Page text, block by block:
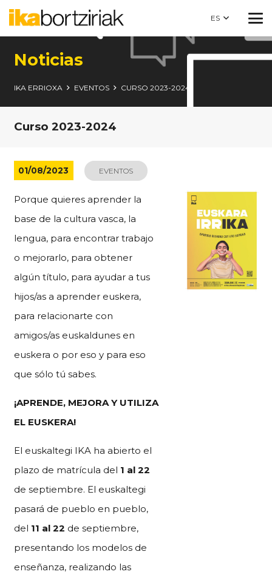
ES
Noticias
IKA ERRIOXA EVENTOS CURSO 2023-2024
Curso 2023-2024
01/08/2023 EVENTOS
Porque quieres aprender la
base de la cultura vasca, la
lengua, para encontrar trabajo
o mejorarlo, para obtener
algún título, para ayudar a tus
hijos/as a aprender euskera,
para relacionarte con
amigos/as euskaldunes en
euskera o por eso y para eso
que sólo tú sabes.
¡APRENDE, MEJORA Y UTILIZA
EL EUSKERA!
El euskaltegi IKA ha abierto el
plazo de matrícula del 1 al 22
de septiembre. El euskaltegi
pasará de pueblo en pueblo,
del 11 al 22 de septiembre,
presentando los modelos de
enseñanza, realizando las